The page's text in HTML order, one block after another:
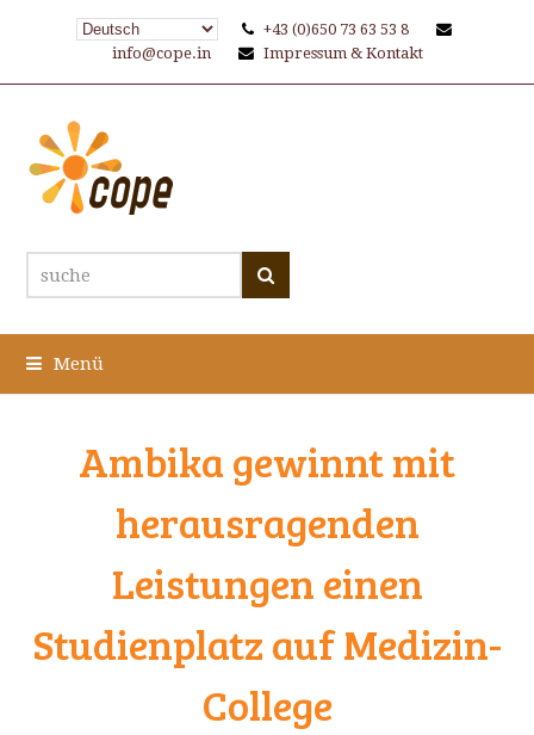
+43 (0)650 73 63 53 8
info@cope.in
Impressum & Kontakt
suche
Menü
Ambika gewinnt mit
herausragenden
Leistungen einen
Studienplatz auf Medizin-
College